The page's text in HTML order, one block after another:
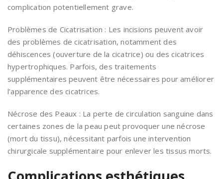
complication potentiellement grave.
Problèmes de Cicatrisation : Les incisions peuvent avoir
des problèmes de cicatrisation, notamment des
déhiscences (ouverture de la cicatrice) ou des cicatrices
hypertrophiques. Parfois, des traitements
supplémentaires peuvent être nécessaires pour améliorer
l’apparence des cicatrices.
Nécrose des Peaux : La perte de circulation sanguine dans
certaines zones de la peau peut provoquer une nécrose
(mort du tissu), nécessitant parfois une intervention
chirurgicale supplémentaire pour enlever les tissus morts.